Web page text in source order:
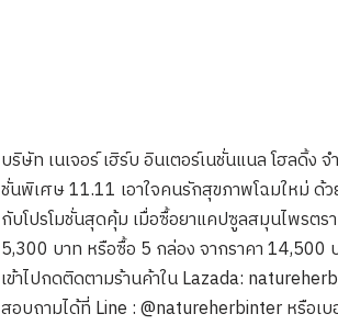
บริษัท เนเจอร์ เฮิร์บ อินเตอร์เนชั่นแนล โฮลดิ้
ชั่นพิเศษ 11.11 เอาใจคนรักสุขภาพโฉมใหม่ ด้
กับโปรโมชั่นสุดคุ้ม เมื่อซื้อยาแคปซูลสมุนไพรตร
5,300 บาท หรือซื้อ 5 กล่อง จากราคา
เข้าไปกดติดตามร้านค้าใน Lazada:
สอบถามได้ที่ Line : @natureherbinter หรือ